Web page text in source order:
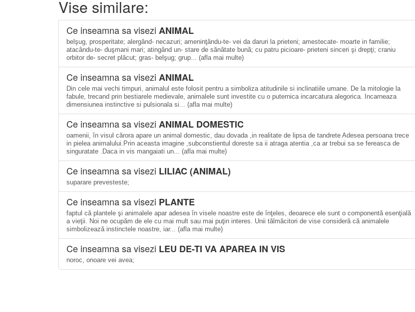
Vise similare:
Ce inseamna sa visezi ANIMAL
belşug, prosperitate; alergând- necazuri; ameninţându-te- vei da daruri la prieteni; amestecate- moarte in familie;
atacându-te- duşmani mari; atingând un- stare de sănătate bună; cu patru picioare- prieteni sinceri şi drepţi; craniu
orbitor de- secret plăcut; gras- belşug; grup... (afla mai multe)
Ce inseamna sa visezi ANIMAL
Din cele mai vechi timpuri, animalul este folosit pentru a simboliza atitudinile si inclinatiile umane. De la mitologie la
fabule, trecand prin bestiarele medievale, animalele sunt investite cu o puternica incarcatura alegorica. Incarneaza
dimensiunea instinctive si pulsionala si... (afla mai multe)
Ce inseamna sa visezi ANIMAL DOMESTIC
oamenii, în visul cărora apare un animal domestic, dau dovada ,in realitate de lipsa de tandrete Adesea persoana trece
in pielea animalului.Prin aceasta imagine ,subconstientul doreste sa ii atraga atentia ,ca ar trebui sa se fereasca de
singuratate .Daca in vis mangaiati un... (afla mai multe)
Ce inseamna sa visezi LILIAC (ANIMAL)
suparare prevesteste;
Ce inseamna sa visezi PLANTE
faptul că plantele şi animalele apar adesea în visele noastre este de înţeles, deoarece ele sunt o componentă esenţială
a vieţii. Noi ne ocupăm de ele cu mai mult sau mai puţin interes. Unii tălmăcitori de vise consideră că animalele
simbolizează instinctele noastre, iar... (afla mai multe)
Ce inseamna sa visezi LEU DE-TI VA APAREA IN VIS
noroc, onoare vei avea;